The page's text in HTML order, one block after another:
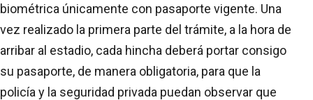
biométrica únicamente con pasaporte vigente. Una
vez realizado la primera parte del trámite, a la hora de
arribar al estadio, cada hincha deberá portar consigo
su pasaporte, de manera obligatoria, para que la
policía y la seguridad privada puedan observar que